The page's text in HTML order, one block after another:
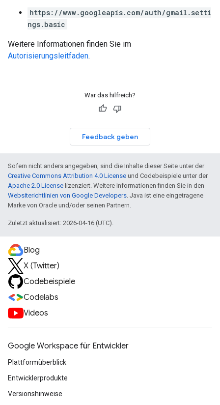
https://www.googleapis.com/auth/gmail.setti
ngs.basic
Weitere Informationen finden Sie im
Autorisierungsleitfaden.
War das hilfreich?
Feedback geben
Sofern nicht anders angegeben, sind die Inhalte dieser Seite unter der
Creative Commons Attribution 4.0 License und Codebeispiele unter der
Apache 2.0 License lizenziert. Weitere Informationen finden Sie in den
Websiterichtlinien von Google Developers. Java ist eine eingetragene
Marke von Oracle und/oder seinen Partnern.
Zuletzt aktualisiert: 2026-04-16 (UTC).
Blog
X (Twitter)
Codebeispiele
Codelabs
Videos
Google Workspace für Entwickler
Plattformüberblick
Entwicklerprodukte
Versionshinweise